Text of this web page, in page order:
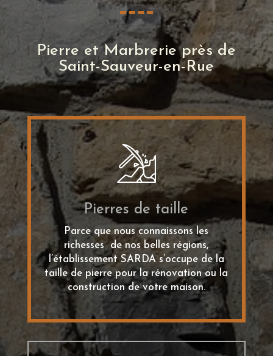
Pierre et Marbrerie près de
Saint-Sauveur-en-Rue
Pierres de taille
Parce que nous connaissons les
richesses de nos belles régions,
l’établissement SARDA s’occupe de la
taille de pierre pour la rénovation ou la
construction de votre maison.